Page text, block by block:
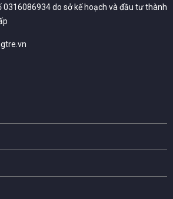
0316086934 do sở kế hoạch và đầu tư thành